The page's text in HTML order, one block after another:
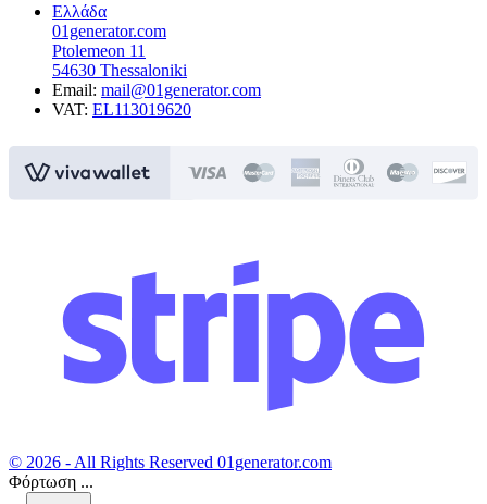
Ελλάδα
01generator.com
Ptolemeon 11
54630 Thessaloniki
Email: mail@01generator.com
VAT: EL113019620
© 2026 - All Rights Reserved 01generator.com
Φόρτωση ...